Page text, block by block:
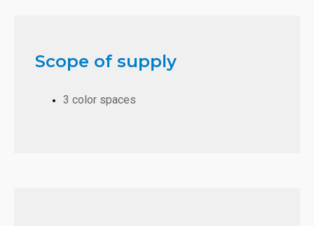
Scope of supply
3 color spaces